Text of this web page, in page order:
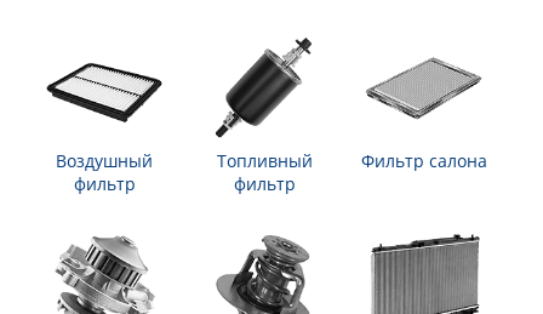
Воздушный
фильтр
Топливный
фильтр
Фильтр салона